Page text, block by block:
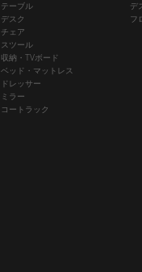
テーブル
デスク
チェア
スツール
収納・TVボード
ベッド・マットレス
ドレッサー
ミラー
コートラック
デ
フ